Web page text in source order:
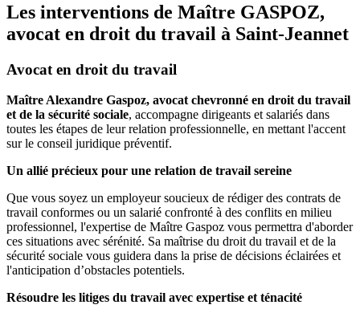
Les interventions de Maître GASPOZ,
avocat en droit du travail à Saint-Jeannet
Avocat en droit du travail
Maître Alexandre Gaspoz, avocat chevronné en droit du travail
et de la sécurité sociale, accompagne dirigeants et salariés dans
toutes les étapes de leur relation professionnelle, en mettant l'accent
sur le conseil juridique préventif.
Un allié précieux pour une relation de travail sereine
Que vous soyez un employeur soucieux de rédiger des contrats de
travail conformes ou un salarié confronté à des conflits en milieu
professionnel, l'expertise de Maître Gaspoz vous permettra d'aborder
ces situations avec sérénité. Sa maîtrise du droit du travail et de la
sécurité sociale vous guidera dans la prise de décisions éclairées et
l'anticipation d’obstacles potentiels.
Résoudre les litiges du travail avec expertise et ténacité